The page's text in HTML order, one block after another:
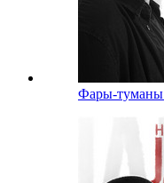
Фары-туманы